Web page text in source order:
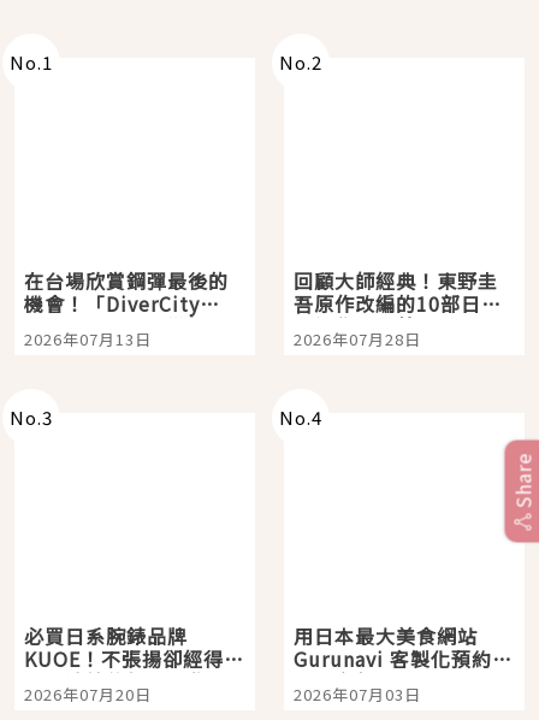
No.1
在台場欣賞鋼彈最後的
機會！「DiverCity
Tokyo Plaza」搭船、
購物、美食及夜景，一
2026年07月13日
No.2
回顧大師經典！東野圭
吾原作改編的10部日本
影視作品推薦
2026年07月28日
No.3
必買日系腕錶品牌
KUOE！不張揚卻經得起
時間洗鍊的經典之作五
選
2026年07月20日
No.4
用日本最大美食網站
Gurunavi 客製化預約九
大都市餐廳，打造專屬
美食體驗！
2026年07月03日
Share